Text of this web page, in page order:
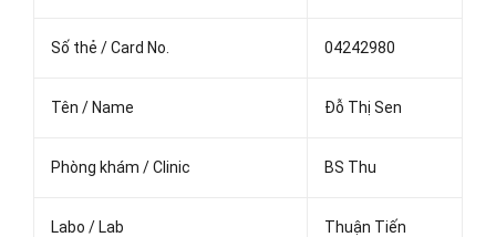
Số thẻ / Card No. 04242980
Tên / Name Đỗ Thị Sen
Phòng khám / Clinic BS Thu
Labo / Lab Thuận Tiến